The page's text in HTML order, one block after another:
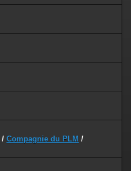
/ Compagnie du PLM /